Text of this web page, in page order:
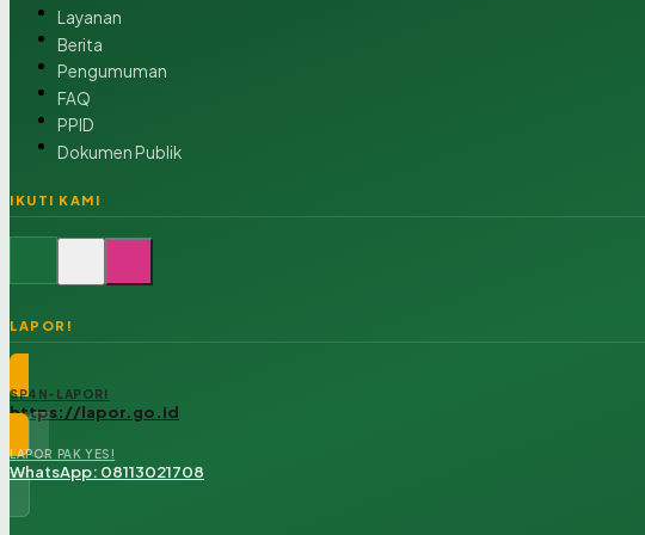
Layanan
Berita
Pengumuman
FAQ
PPID
Dokumen Publik
IKUTI KAMI
LAPOR!
SP4N-LAPOR!
https://lapor.go.id
LAPOR PAK YES!
WhatsApp: 08113021708